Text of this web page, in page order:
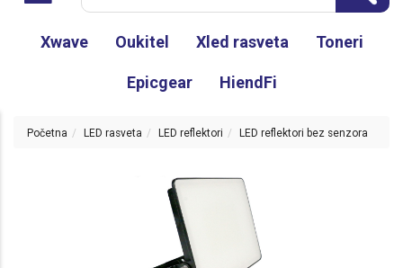
Xwave Oukitel Xled rasveta Toneri
Epicgear HiendFi
Početna LED rasveta LED reflektori LED reflektori bez senzora